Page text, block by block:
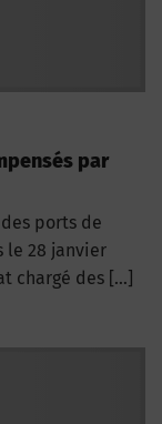
par
ports de
le 28 janvier
chargé des […]